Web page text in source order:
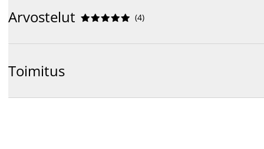
Arvostelut 




 (4)
Toimitus